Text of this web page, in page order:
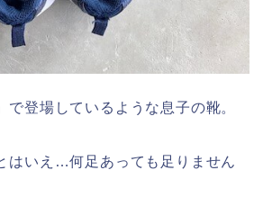
で登場しているような息子の靴。
はいえ…何足あっても足りません